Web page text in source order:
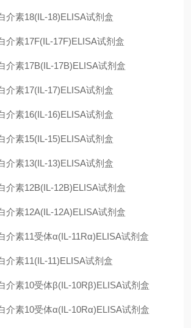
介素18(IL-18)ELISA试剂盒
介素17F(IL-17F)ELISA试剂盒
介素17B(IL-17B)ELISA试剂盒
介素17(IL-17)ELISA试剂盒
介素16(IL-16)ELISA试剂盒
介素15(IL-15)ELISA试剂盒
介素13(IL-13)ELISA试剂盒
介素12B(IL-12B)ELISA试剂盒
介素12A(IL-12A)ELISA试剂盒
介素11受体α(IL-11Rα)ELISA试剂盒
介素11(IL-11)ELISA试剂盒
介素10受体β(IL-10Rβ)ELISA试剂盒
介素10受体α(IL-10Rα)ELISA试剂盒